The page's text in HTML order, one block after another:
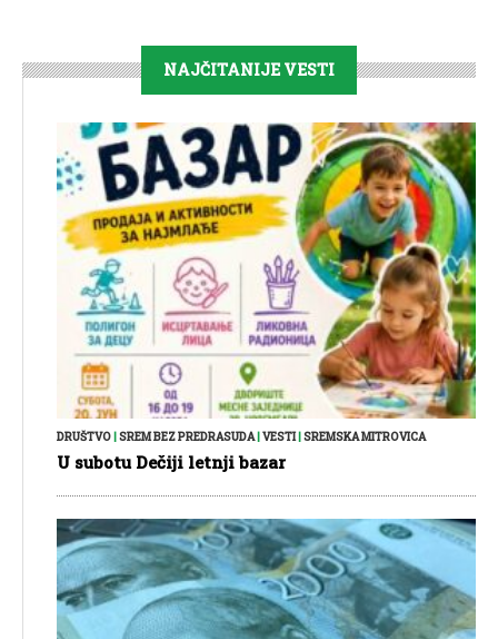
NAJČITANIJE VESTI
DRUŠTVO|SREM BEZ PREDRASUDA|VESTI|SREMSKA MITROVICA
U subotu Dečiji letnji bazar